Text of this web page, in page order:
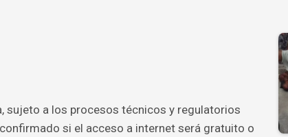
sujeto a los procesos técnicos y regulatorios
si el acceso a internet será gratuito o